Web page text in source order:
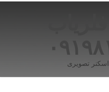
اسکنر تصویری